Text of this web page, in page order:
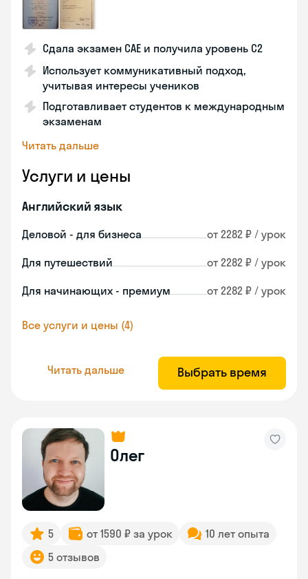
Сдала экзамен CAE и получила уровень С2
Использует коммуникативный подход,
учитывая интересы учеников
Подготавливает студентов к международным
экзаменам
Читать дальше
Услуги и цены
Английский язык
Деловой - для бизнеса от 2282 ₽ / урок
Для путешествий от 2282 ₽ / урок
Для начинающих - премиум от 2282 ₽ / урок
Все услуги и цены (4)
Читать дальше Выбрать время
Олег
5 от 1590 ₽ за урок
10 лет опыта
5 отзывов